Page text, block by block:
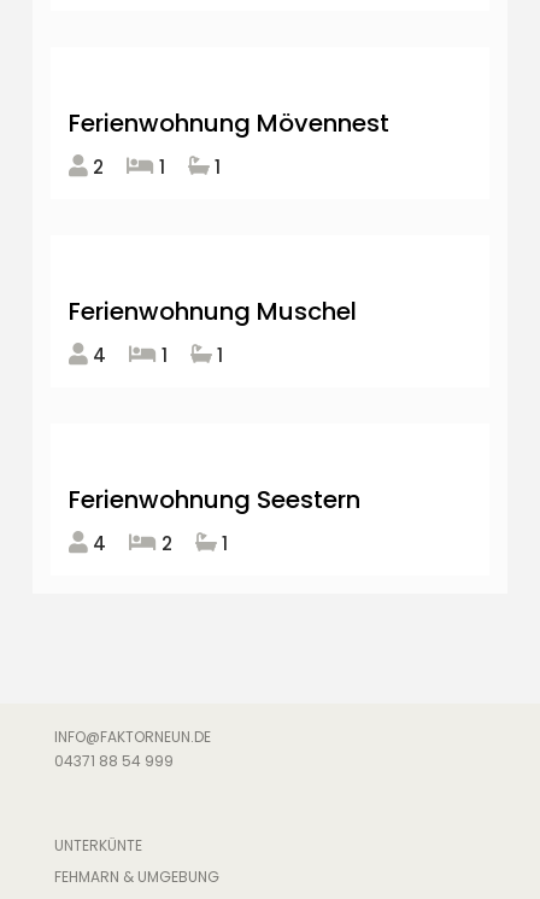
Ferienwohnung Mövennest
2 1 1
Ferienwohnung Muschel
4 1 1
Ferienwohnung Seestern
4 2 1
INFO@FAKTORNEUN.DE
04371 88 54 999
UNTERKÜNTE
FEHMARN & UMGEBUNG